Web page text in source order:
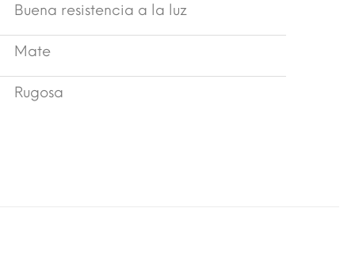
Buena resistencia a la luz
Mate
Rugosa